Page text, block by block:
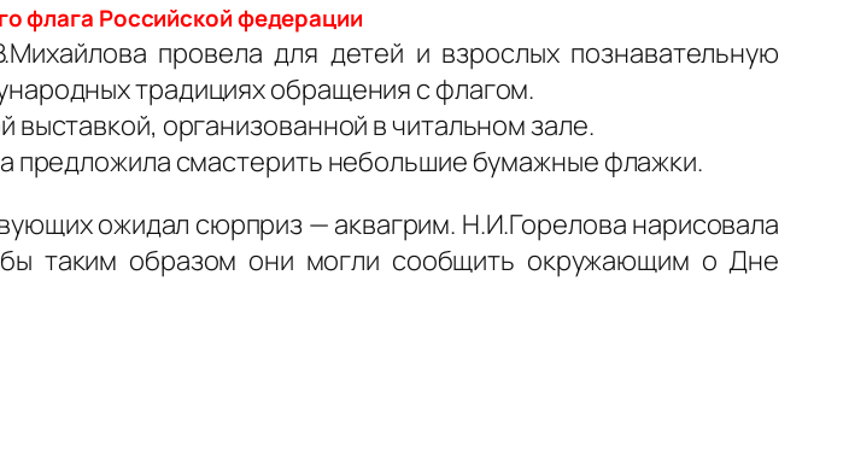
флага Российской федерации
провела для детей и взрослых познавательную
традициях обращения с флагом.
выставкой, организованной в читальном зале.
предложила смастерить небольшие бумажные флажки.
ожидал сюрприз —аквагрим. Н.И.Горелова нарисовала
таким образом они могли сообщить окружающим о Дне